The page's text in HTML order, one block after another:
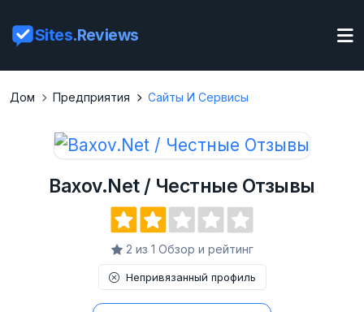
Sites.Reviews
Дом Предприятия Сайты И Сервисы
Baxov.Net / Честные Отзывы
2 из 1 Обзор и рейтинг
Непривязанный профиль